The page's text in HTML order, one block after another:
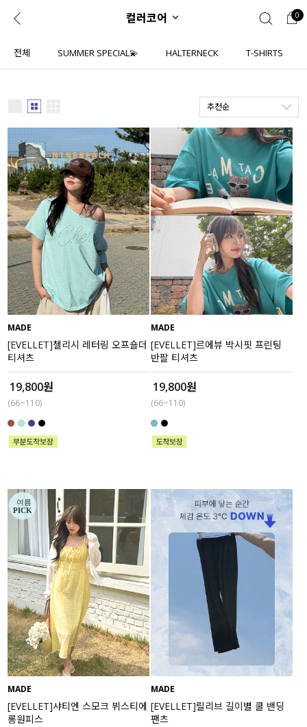
로그인 0
ENG
JP
회원혜택 입
CATEGORY COMMUNITY
도착보장⚡
인플루언서 pick!
신상 5%
베스트
MADE
세트할인 ~30%
하객룩
살안타템
110사이즈
티셔츠
팬츠
셔츠
원피스
니트
액티브
아우터
스커트
ALL
익스클루시브
니트
블라우스
원피스
팬츠
스커트
언더웨어
ACC
컬러코어 0
전체 SUMMER SPECIAL💫 HALTERNECK T-SHIRTS
추천순
MADE
[EVELLET]첼리시 레터링 오프숄더
티셔츠
19,800원
(66~110)
MADE
[EVELLET]르에뷰 박시핏 프린팅
반팔 티셔츠
19,800원
(66~110)
MADE
[EVELLET]샤티엔 스모크 뷔스티에
롱원피스
MADE
[EVELLET]릴리브 길이별 쿨 밴딩
팬츠